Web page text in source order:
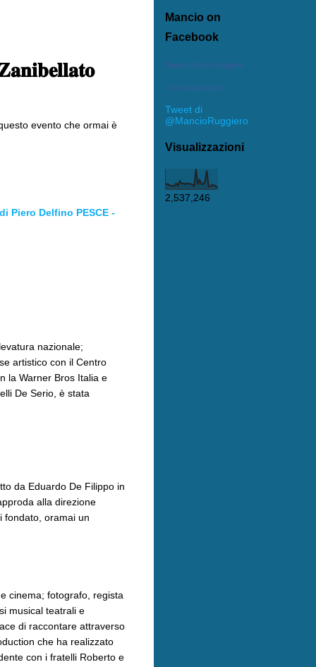
Mancio on
Facebook
Mancio Mario Ruggiero
Crea il tuo badge
Tweet di
@MancioRuggiero
Visualizzazioni
2,537,246
evento che ormai è
Piero Delfino PESCE -
nazionale;
artistico con il Centro
la Warner Bros Italia e
De Serio, è stata
da Eduardo De Filippo in
alla direzione
fondato, oramai un
cinema; fotografo, regista
musical teatrali e
di raccontare attraverso
che ha realizzato
con i fratelli Roberto e